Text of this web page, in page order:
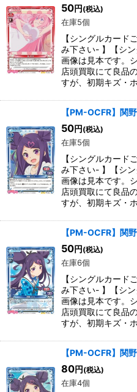
50円 (税込)
在庫5個
【シングルカード
み下さい- 】【シン
画像は見本です。
店頭買取にて良品
すが、初期キズ・
【PM-OCFR】関野
50円 (税込)
在庫5個
【シングルカード
み下さい- 】【シン
画像は見本です。
店頭買取にて良品
すが、初期キズ・
【PM-OCFR】関野
50円 (税込)
在庫6個
【シングルカード
み下さい- 】【シン
画像は見本です。
店頭買取にて良品
すが、初期キズ・
【PM-OCFR】関野
80円 (税込)
在庫4個